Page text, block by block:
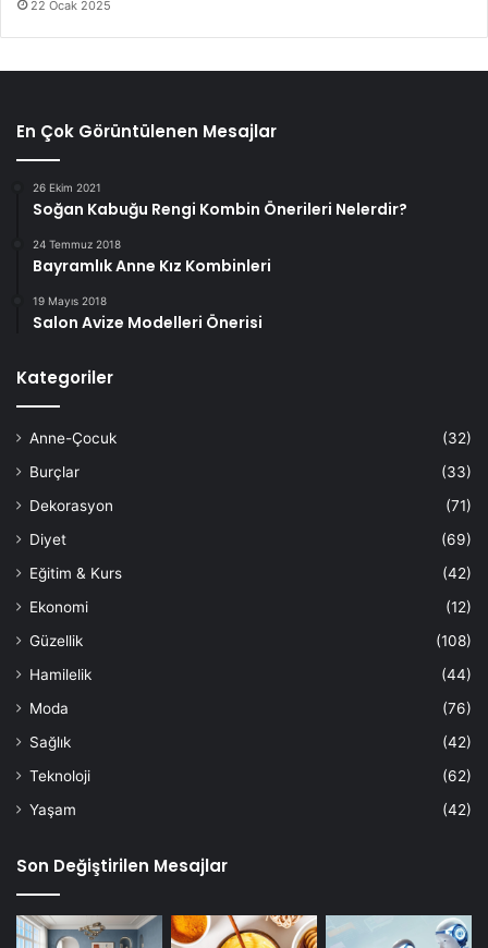
22 Ocak 2025
En Çok Görüntülenen Mesajlar
26 Ekim 2021
Soğan Kabuğu Rengi Kombin Önerileri Nelerdir?
24 Temmuz 2018
Bayramlık Anne Kız Kombinleri
19 Mayıs 2018
Salon Avize Modelleri Önerisi
Kategoriler
Anne-Çocuk
(32)
Burçlar
(33)
Dekorasyon
(71)
Diyet
(69)
Eğitim & Kurs
(42)
Ekonomi
(12)
Güzellik
(108)
Hamilelik
(44)
Moda
(76)
Sağlık
(42)
Teknoloji
(62)
Yaşam
(42)
Son Değiştirilen Mesajlar